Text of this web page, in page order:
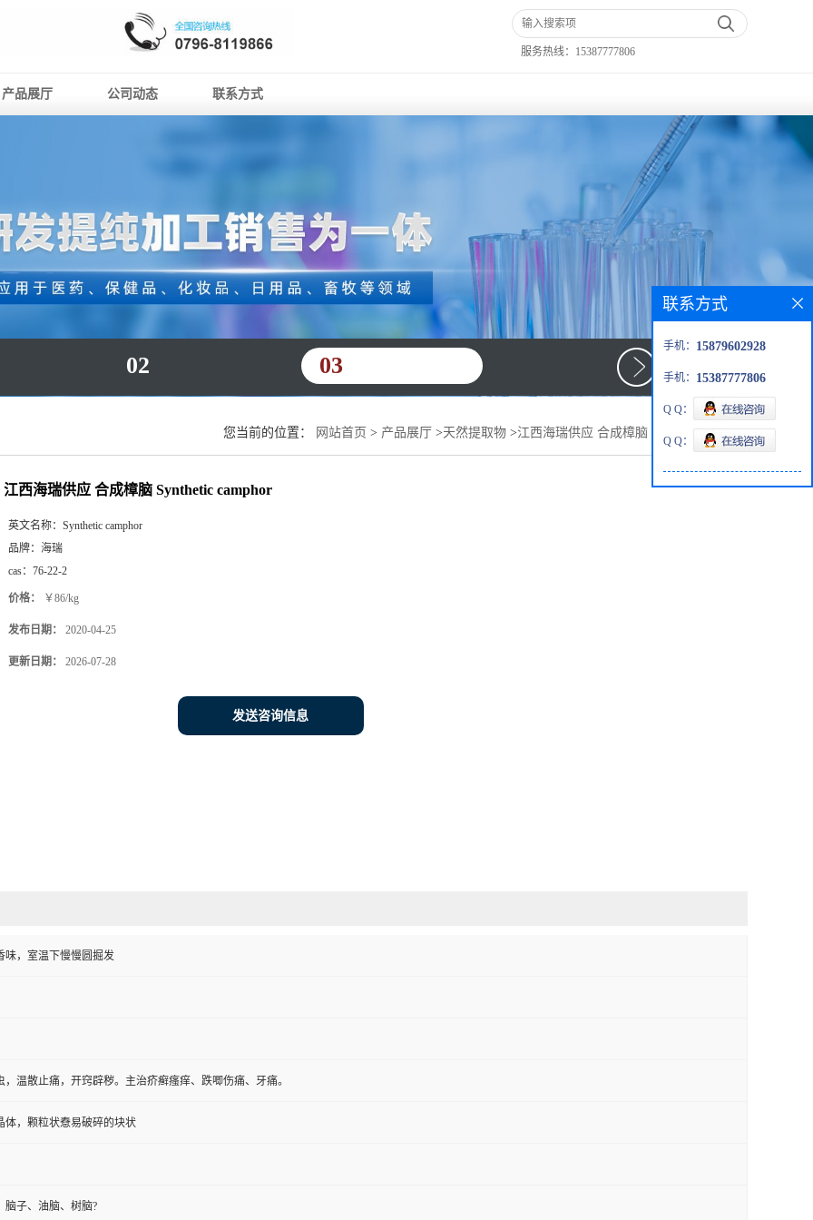
服务热线： 15387777806
产品展厅 公司动态 联系方式
02 03
您当前的位置： 网站首页 > 产品展厅 >天然提取物 >江西海瑞供应 合成樟脑 Synthetic camphor
江西海瑞供应 合成樟脑 Synthetic camphor
英文名称： Synthetic camphor
品牌： 海瑞
cas： 76-22-2
价格： ￥86/kg
发布日期： 2020-04-25
更新日期： 2026-07-28
发送咨询信息
味，室温下慢慢圆掘发
，温散止痛，开窍辟秽。主治疥癣瘙痒、跌唧伤痛、牙痛。
体，颗粒状憃易破碎的块状
脑子、油脑、树脑?
联系方式
手机： 15879602928
手机： 15387777806
Q Q：
Q Q：